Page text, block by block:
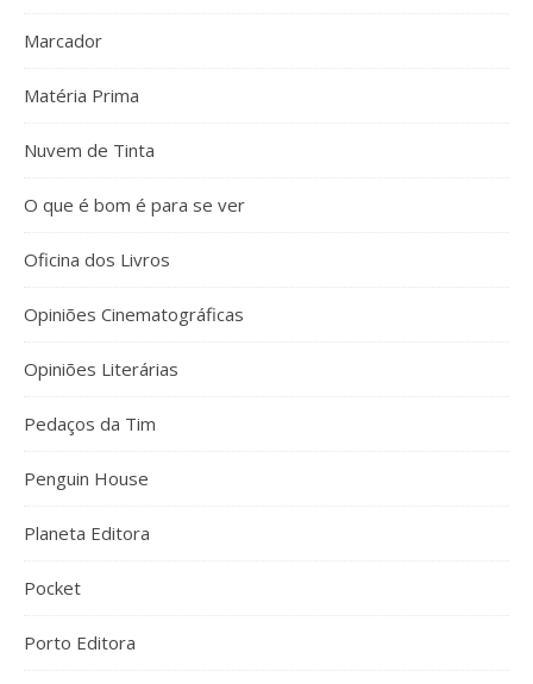
Marcador
Matéria Prima
Nuvem de Tinta
O que é bom é para se ver
Oficina dos Livros
Opiniões Cinematográficas
Opiniões Literárias
Pedaços da Tim
Penguin House
Planeta Editora
Pocket
Porto Editora